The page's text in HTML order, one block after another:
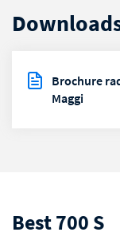
Brochure
Maggi
Best 700 S